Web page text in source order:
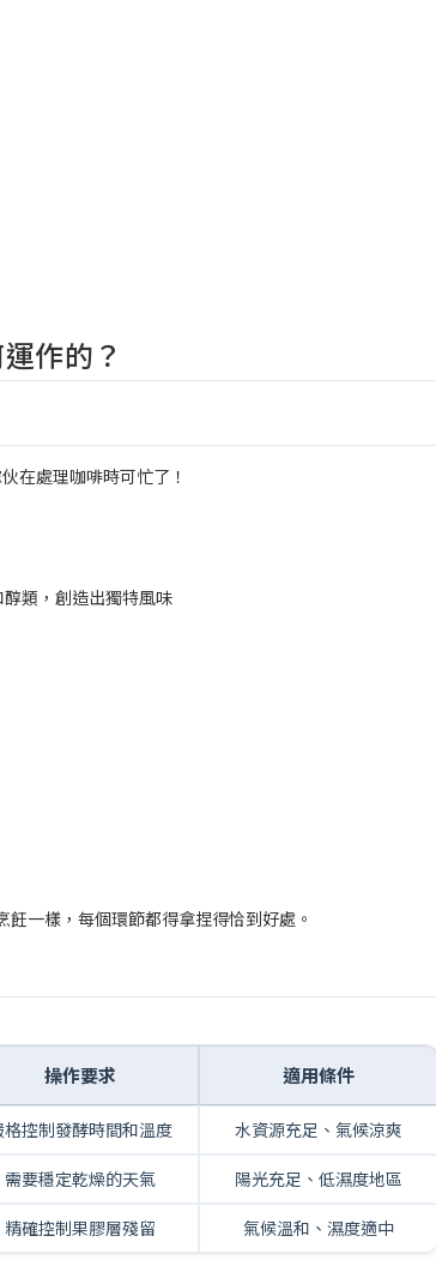
作的？
在處理咖啡時可忙了！
類，創造出獨特風味
一樣，每個環節都得拿捏得恰到好處。
操作要求 適用條件
格控制發酵時間和溫度 水資源充足、氣候涼爽
需要穩定乾燥的天氣 陽光充足、低濕度地區
精確控制果膠層殘留 氣候溫和、濕度適中